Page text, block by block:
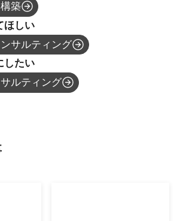
築
ほしい
サルティング
したい
ルティング